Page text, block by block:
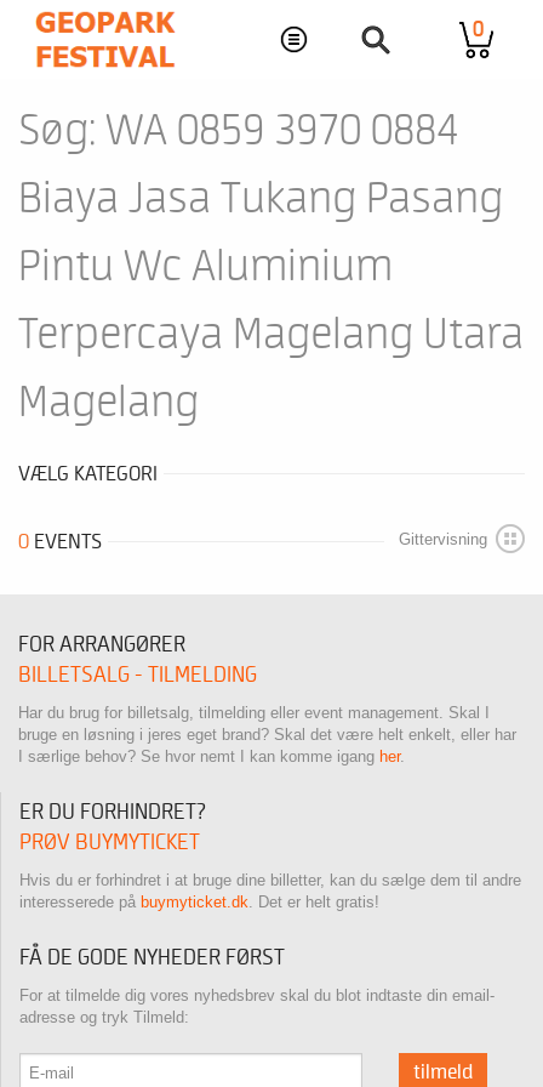
0
Søg: WA 0859 3970 0884
Biaya Jasa Tukang Pasang
Pintu Wc Aluminium
Terpercaya Magelang Utara
Magelang
VÆLG KATEGORI
0 EVENTS Gittervisning
FOR ARRANGØRER
BILLETSALG - TILMELDING
Har du brug for billetsalg, tilmelding eller event management. Skal I
bruge en løsning i jeres eget brand? Skal det være helt enkelt, eller har
I særlige behov? Se hvor nemt I kan komme igang her.
ER DU FORHINDRET?
PRØV BUYMYTICKET
Hvis du er forhindret i at bruge dine billetter, kan du sælge dem til andre
interesserede på buymyticket.dk. Det er helt gratis!
FÅ DE GODE NYHEDER FØRST
For at tilmelde dig vores nyhedsbrev skal du blot indtaste din email-
adresse og tryk Tilmeld:
tilmeld